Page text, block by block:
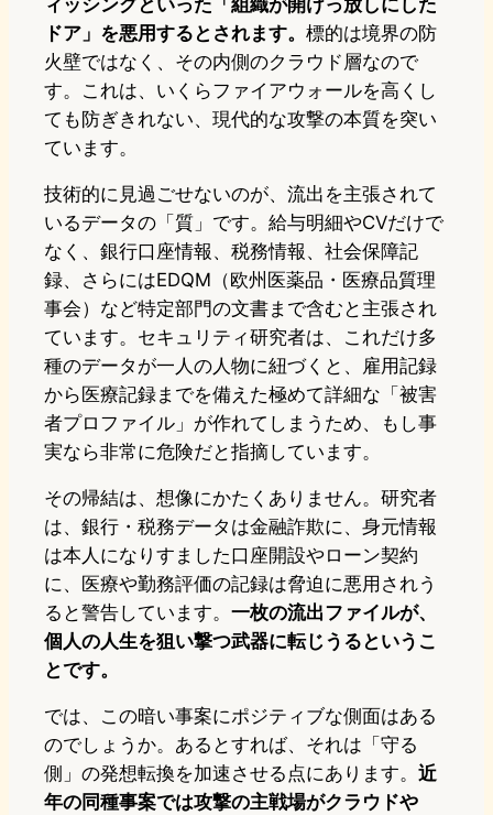
ィッシングといった「組織が開けっ放しにした
ドア」を悪用するとされます。 標的は境界の防
火壁ではなく、その内側のクラウド層なので
す。これは、いくらファイアウォールを高くし
ても防ぎきれない、現代的な攻撃の本質を突い
ています。
技術的に見過ごせないのが、流出を主張されて
いるデータの「質」です。給与明細やCVだけで
なく、銀行口座情報、税務情報、社会保障記
録、さらにはEDQM（欧州医薬品・医療品質理
事会）など特定部門の文書まで含むと主張され
ています。セキュリティ研究者は、これだけ多
種のデータが一人の人物に紐づくと、雇用記録
から医療記録までを備えた極めて詳細な「被害
者プロファイル」が作れてしまうため、もし事
実なら非常に危険だと指摘しています。
その帰結は、想像にかたくありません。研究者
は、銀行・税務データは金融詐欺に、身元情報
は本人になりすました口座開設やローン契約
に、医療や勤務評価の記録は脅迫に悪用されう
ると警告しています。 一枚の流出ファイルが、
個人の人生を狙い撃つ武器に転じうるというこ
とです。
では、この暗い事案にポジティブな側面はある
のでしょうか。あるとすれば、それは「守る
側」の発想転換を加速させる点にあります。 近
年の同種事案では攻撃の主戦場がクラウドや